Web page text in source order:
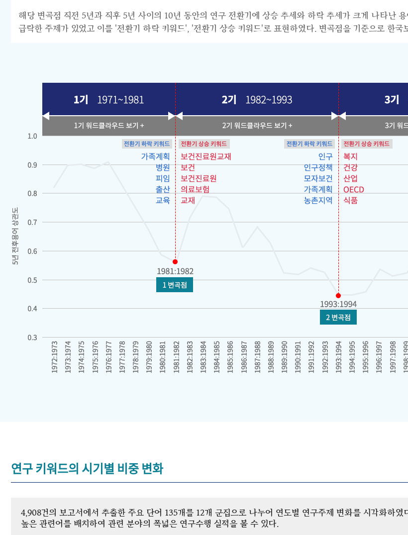
해당 변곡점 직전 5년과 직후 5년 사이의 10년 동안의 연구 전환기에 상승 추세와 하락 추세가 크게 나타난
급락한 주제가 있었고 이를 '전환기 하락 키워드', '전환기 상승 키워드'로 표현하였다. 변곡점을 기준으로 한
연구 키워드의 시기별 비중 변화
4,908건의 보고서에서 추출한 주요 단어 135개를 12개 군집으로 나누어 연도별 연구주제 변화를 시각화하
높은 관련어를 배치하여 관련 분야의 폭넓은 연구수행 실적을 볼 수 있다.